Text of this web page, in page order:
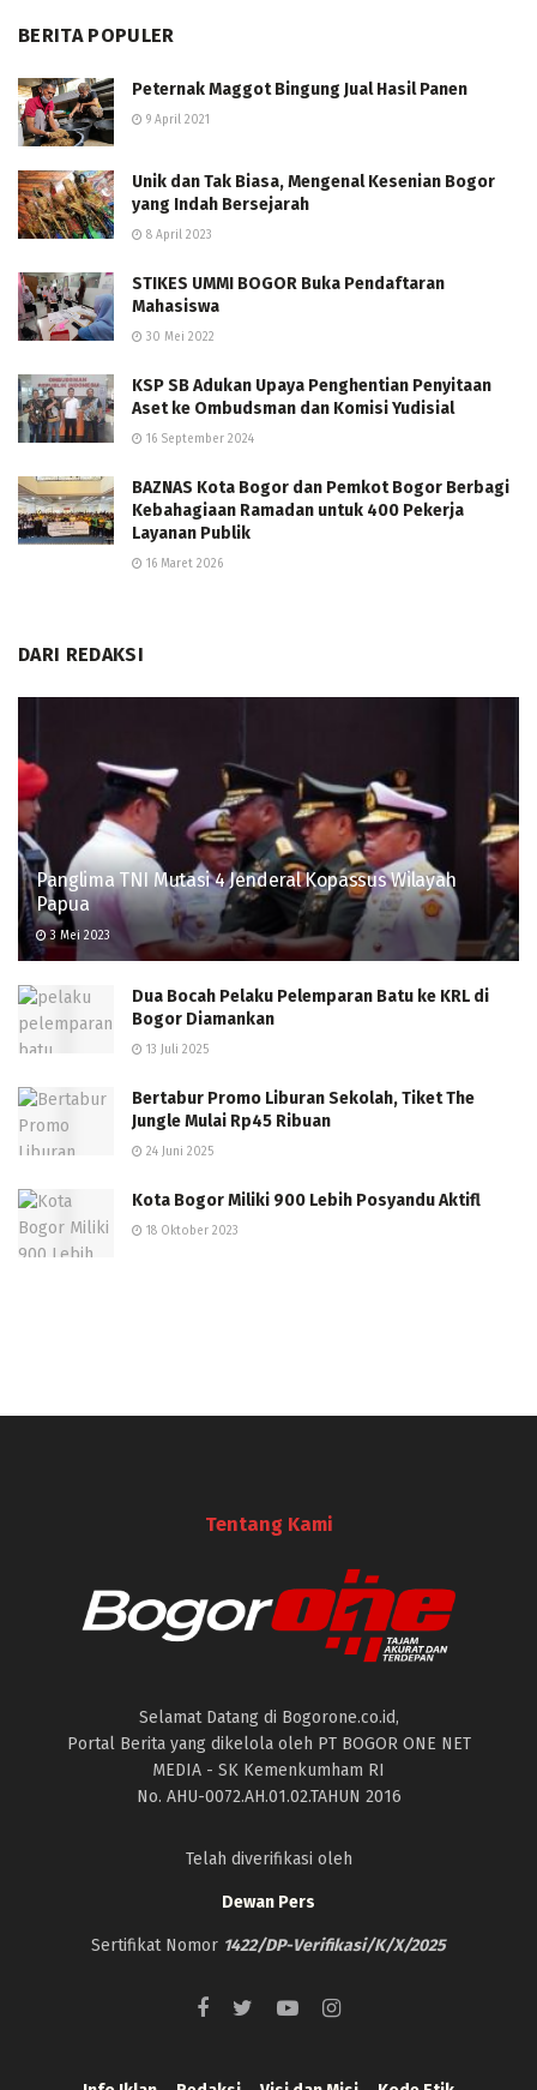
BERITA POPULER
Peternak Maggot Bingung Jual Hasil Panen
9 April 2021
Unik dan Tak Biasa, Mengenal Kesenian Bogor
yang Indah Bersejarah
8 April 2023
STIKES UMMI BOGOR Buka Pendaftaran
Mahasiswa
30 Mei 2022
KSP SB Adukan Upaya Penghentian Penyitaan
Aset ke Ombudsman dan Komisi Yudisial
16 September 2024
BAZNAS Kota Bogor dan Pemkot Bogor Berbagi
Kebahagiaan Ramadan untuk 400 Pekerja
Layanan Publik
16 Maret 2026
DARI REDAKSI
Panglima TNI Mutasi 4 Jenderal Kopassus Wilayah
Papua
3 Mei 2023
Dua Bocah Pelaku Pelemparan Batu ke KRL di
Bogor Diamankan
13 Juli 2025
Bertabur Promo Liburan Sekolah, Tiket The
Jungle Mulai Rp45 Ribuan
24 Juni 2025
Kota Bogor Miliki 900 Lebih Posyandu Aktifl
18 Oktober 2023
Tentang Kami
Selamat Datang di Bogorone.co.id,
Portal Berita yang dikelola oleh PT BOGOR ONE NET
MEDIA - SK Kemenkumham RI
No. AHU-0072.AH.01.02.TAHUN 2016
Telah diverifikasi oleh
Dewan Pers
Sertifikat Nomor 1422/DP-Verifikasi/K/X/2025